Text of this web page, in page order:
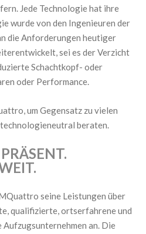
Jede Technologie hat ihre
wurde von den Ingenieuren der
die Anforderungen heutiger
sei es der Verzicht
Schachtkopf- oder
oder Performance.
um Gegensatz zu vielen
beraten.
seine Leistungen über
qualifizierte, ortserfahrene und
an. Die